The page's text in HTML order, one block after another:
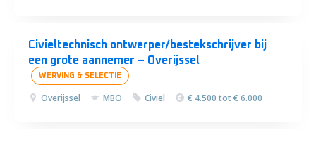
Civieltechnisch ontwerper/bestekschrijver bij
een grote aannemer – Overijssel
WERVING & SELECTIE
Overijssel MBO Civiel € 4.500 tot € 6.000